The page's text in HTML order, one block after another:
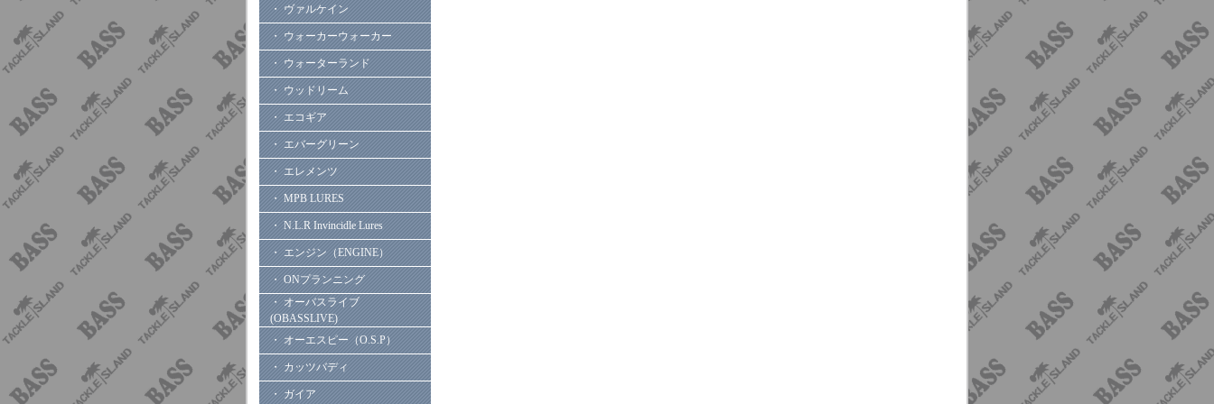
・ ヴァルケイン
・ ウォーカーウォーカー
・ ウォーターランド
・ ウッドリーム
・ エコギア
・ エバーグリーン
・ エレメンツ
・ MPB LURES
・ N.L.R Invincidle Lures
・ エンジン（ENGINE）
・ ONプランニング
・ オーバスライブ
(OBASSLIVE)
・ オーエスピー（O.S.P）
・ カッツバディ
・ ガイア